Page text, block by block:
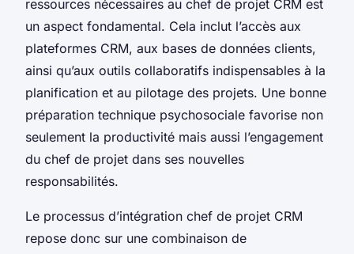
ressources nécessaires au chef de projet CRM est
un aspect fondamental. Cela inclut l’accès aux
plateformes CRM, aux bases de données clients,
ainsi qu’aux outils collaboratifs indispensables à la
planification et au pilotage des projets. Une bonne
préparation technique psychosociale favorise non
seulement la productivité mais aussi l’engagement
du chef de projet dans ses nouvelles
responsabilités.
Le processus d’intégration chef de projet CRM
repose donc sur une combinaison de